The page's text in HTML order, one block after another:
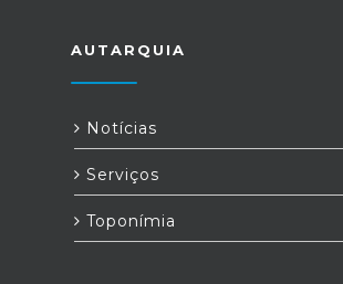
AUTARQUIA
Notícias
Serviços
Toponímia